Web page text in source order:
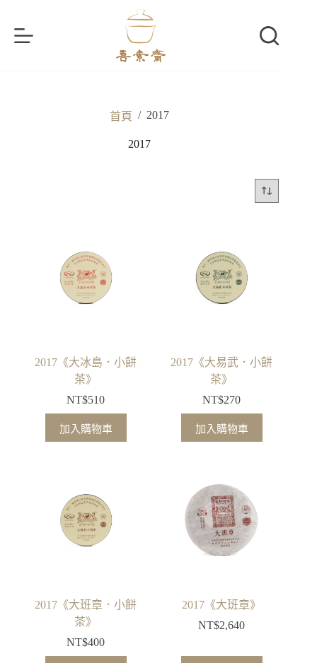
首頁 / 2017
2017
2017《大冰島．小餅
茶》
NT$510
加入購物車
2017《大易武．小餅
茶》
NT$270
加入購物車
2017《大班章．小餅
茶》
NT$400
2017《大班章》
NT$2,640